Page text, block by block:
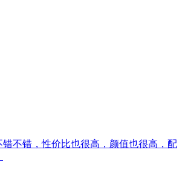
不错，性价比也很高，颜值也很高，配